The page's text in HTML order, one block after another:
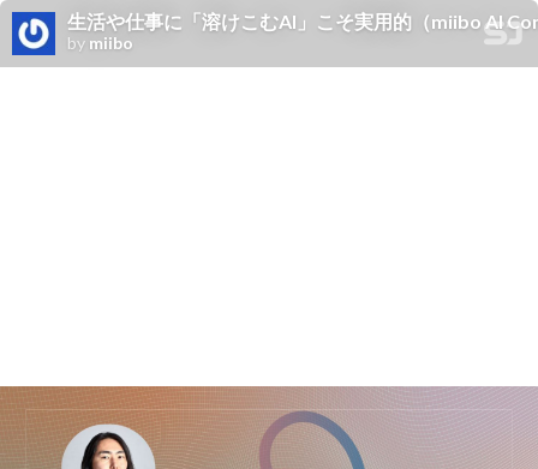
生活や仕事に「溶けこむAI」こそ実用的（miibo AI
by miibo